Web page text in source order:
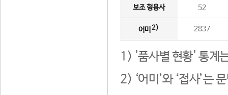
보조 형용사 52
어미 2) 2837
1) '품사별 현황' 통계
2) ‘어미’와 ‘접사’는